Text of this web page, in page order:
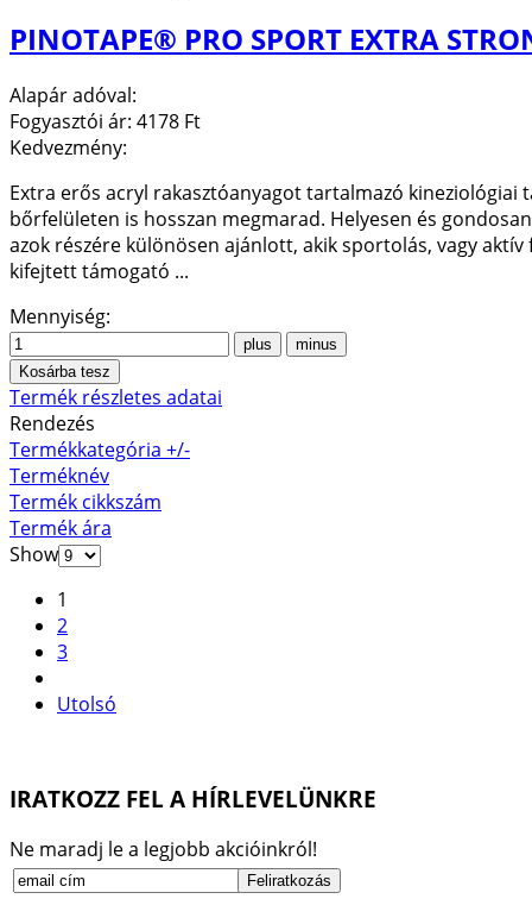
PINOTAPE® PRO SPORT EXTRA
Alapár adóval:
Fogyasztói ár: 4178 Ft
Kedvezmény:
Extra erős acryl rakasztóanyagot tartalmazó
bőrfelületen is hosszan megmarad. Helyesen és
azok részére különösen ajánlott, akik sportolás, vagy
kifejtett támogató ...
Mennyiség:
Termék részletes adatai
Rendezés
Termékkategória +/-
Terméknév
Termék cikkszám
Termék ára
Show
1
2
3
Utolsó
IRATKOZZ FEL A HÍRLEVELÜNKRE
Ne maradj le a legjobb akcióinkról!